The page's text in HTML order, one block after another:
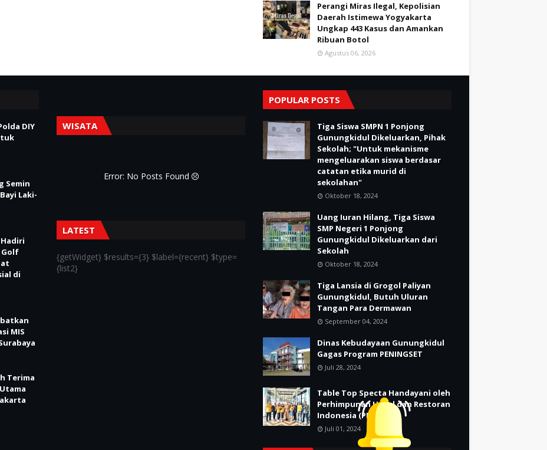
Perangi Miras Ilegal, Kepolisian
Daerah Istimewa Yogyakarta
Ungkap 443 Kasus dan Amankan
Ribuan Botol
Agustus 06, 2026
DIY
Semin
Laki-
Golf
di
MIS
Terima
WISATA
Error: No Posts Found
LATEST
{getWidget} $results={3} $label={recent} $type=
{list2}
POPULAR POSTS
Tiga Siswa SMPN 1 Ponjong
Gunungkidul Dikeluarkan, Pihak
Sekolah; "Untuk mekanisme
mengeluarakan siswa berdasar
catatan etika murid di
sekolahan"
Oktober 18, 2024
Uang Iuran Hilang, Tiga Siswa
SMP Negeri 1 Ponjong
Gunungkidul Dikeluarkan dari
Sekolah
Oktober 18, 2024
Tiga Lansia di Grogol Paliyan
Gunungkidul, Butuh Uluran
Tangan Para Dermawan
September 04, 2024
Dinas Kebudayaan Gunungkidul
Gagas Program PENINGSET
Juli 28, 2024
Table Top Specta Handayani oleh
Perhimpunan Hotel dan Restoran
Indonesia (PHRI)
Juli 01, 2024